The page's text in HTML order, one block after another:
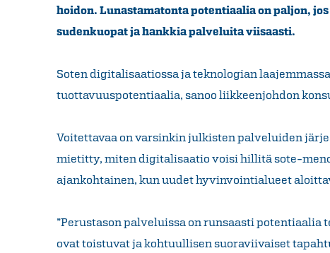
hoidon. Lunastamatonta potentiaalia on paljon,
sudenkuopat ja hankkia palveluita viisaasti.
Soten digitalisaatiossa ja teknologian
tuottavuuspotentiaalia, sanoo liikkeenjohdon
Voitettavaa on varsinkin julkisten palveluiden
mietitty, miten digitalisaatio voisi hillitä sote-
ajankohtainen, kun uudet hyvinvointialueet
”Perustason palveluissa on runsaasti
ovat toistuvat ja kohtuullisen suoraviivaiset